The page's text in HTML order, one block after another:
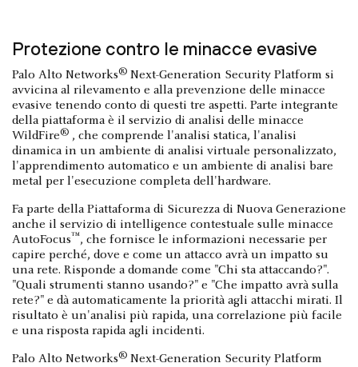
Protezione contro le minacce evasive
Palo Alto Networks® Next-Generation Security Platform si
avvicina al rilevamento e alla prevenzione delle minacce
evasive tenendo conto di questi tre aspetti. Parte integrante
della piattaforma è il servizio di analisi delle minacce
WildFire® , che comprende l'analisi statica, l'analisi
dinamica in un ambiente di analisi virtuale personalizzato,
l'apprendimento automatico e un ambiente di analisi bare
metal per l'esecuzione completa dell'hardware.
Fa parte della Piattaforma di Sicurezza di Nuova Generazione
anche il servizio di intelligence contestuale sulle minacce
AutoFocus™, che fornisce le informazioni necessarie per
capire perché, dove e come un attacco avrà un impatto su
una rete. Risponde a domande come "Chi sta attaccando?".
"Quali strumenti stanno usando?" e "Che impatto avrà sulla
rete?" e dà automaticamente la priorità agli attacchi mirati. Il
risultato è un'analisi più rapida, una correlazione più facile
e una risposta rapida agli incidenti.
Palo Alto Networks® Next-Generation Security Platform